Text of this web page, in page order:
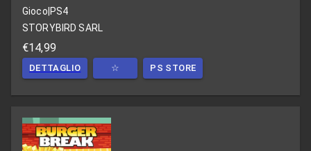
Gioco|PS4
STORYBIRD SARL
€14,99
DETTAGLIO ☆ PS STORE